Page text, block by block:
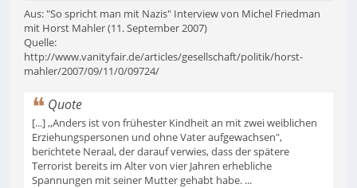
Aus: "So spricht man mit Nazis" Interview von Michel Friedman
mit Horst Mahler (11. September 2007)
Quelle:
http://www.vanityfair.de/articles/gesellschaft/politik/horst-
mahler/2007/09/11/0/09724/
Quote
[...] ,,Anders ist von frühester Kindheit an mit zwei weiblichen
Erziehungspersonen und ohne Vater aufgewachsen",
berichtete Neraal, der darauf verwies, dass der spätere
Terrorist bereits im Alter von vier Jahren erhebliche
Spannungen mit seiner Mutter gehabt habe. ...